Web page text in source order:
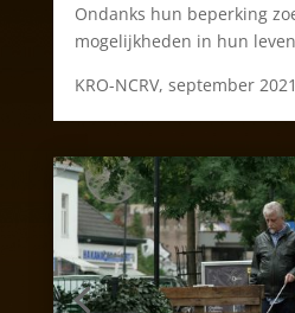
Ondanks hun beperking
mogelijkheden in hun
KRO-NCRV, september 2021